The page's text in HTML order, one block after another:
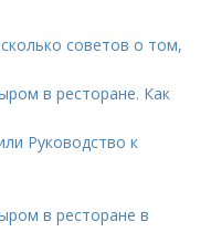
советов о том,
в ресторане. Как
Руководство к
в ресторане в